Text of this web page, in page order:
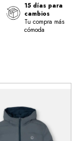
15 días para
cambios
Tu compra más
cómoda